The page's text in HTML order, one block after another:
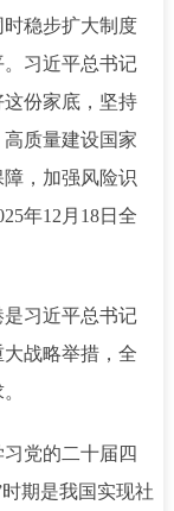
稳步扩大制度
习近平总书记
份家底，坚持
质量建设国家
，加强风险识
年12月18日全
习近平总书记
战略举措，全
党的二十届四
期是我国实现社